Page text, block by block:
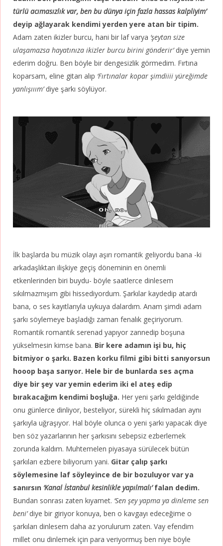
türlü acımasızlık var, ben bu dünya için fazla hassas kalpliyim’
deyip ağlayarak kendimi yerden yere atan bir tipim.
Adam zaten ikizler burcu, hani bir laf varya ‘şeytan size
ulaşamazsa hayatınıza ikizler burcu birini gönderir’diye yemin
ederim doğru. Ben böyle bir dengesizlik görmedim. Fırtına
koparsam, eline gitarı alıp ‘Fırtınalar kopar şimdiiii yüreğimde
yanlışııım’diye şarkı söylüyor.
İlk başlarda bu müzik olayı aşırı romantik geliyordu bana -ki
arkadaşlıktan ilişkiye geçiş döneminin en önemli
etkenlerinden biri buydu- böyle saatlerce dinlesem
sıkılmazmışım gibi hissediyordum. Şarkılar kaydedip atardı
bana, o ses kayıtlarıyla uykuya dalardım. Anam şimdi adam
şarkı söylemeye başladığı zaman fenalık geçiriyorum.
Romantik romantik serenad yapıyor zannedip boşuna
yükselmesin kimse bana. Bir kere adamın işi bu, hiç
bitmiyor o şarkı. Bazen korku filmi gibi bitti sanıyorsun
hooop başa sarıyor. Hele bir de bunlarda ses açma
diye bir şey var yemin ederim iki el ateş edip
bırakacağım kendimi boşluğa. Her yeni şarkı geldiğinde
onu günlerce dinliyor, besteliyor, sürekli hiç sıkılmadan aynı
şarkıyla uğraşıyor. Hal böyle olunca o yeni şarkı yapacak diye
ben söz yazarlarının her şarkısını sebepsiz ezberlemek
zorunda kaldım. Muhtemelen piyasaya sürülecek bütün
şarkıları ezbere biliyorum yani. Gitar çalıp şarkı
söylemesine laf söyleyince de bir bozuluyor var ya
sanırsın ‘Kanal İstanbul kesinlikle yapılmalı’falan dedim.
Bundan sonrası zaten kıyamet. ‘Sen şey yapma ya dinleme sen
beni’diye bir giriyor konuya, ben o kavgayı edeceğime o
şarkıları dinlesem daha az yorulurum zaten. Vay efendim
millet onu dinlemek için para veriyormuş ben niye böyle